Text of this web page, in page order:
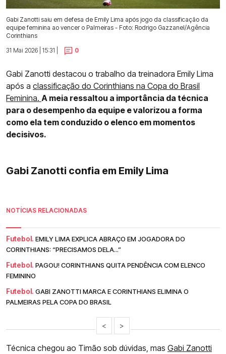
Gabi Zanotti saiu em defesa de Emily Lima após jogo da classificação da
equipe feminina ao vencer o Palmeiras - Foto: Rodrigo Gazzanel/Agência
Corinthians
31 Mai 2026 | 15:31 |
0
Gabi Zanotti destacou o trabalho da treinadora Emily Lima
após a classificação do Corinthians na Copa do Brasil
Feminina. A meia ressaltou a importância da técnica
para o desempenho da equipe e valorizou a forma
como ela tem conduzido o elenco em momentos
decisivos.
Gabi Zanotti confia em Emily Lima
NOTÍCIAS RELACIONADAS
Futebol. EMILY LIMA EXPLICA ABRAÇO EM JOGADORA DO
CORINTHIANS: “PRECISAMOS DELA...”
Futebol. PAGOU! CORINTHIANS QUITA PENDÊNCIA COM ELENCO
FEMININO
Futebol. GABI ZANOTTI MARCA E CORINTHIANS ELIMINA O
PALMEIRAS PELA COPA DO BRASIL
< >
Técnica chegou ao Timão sob dúvidas, mas Gabi Zanotti